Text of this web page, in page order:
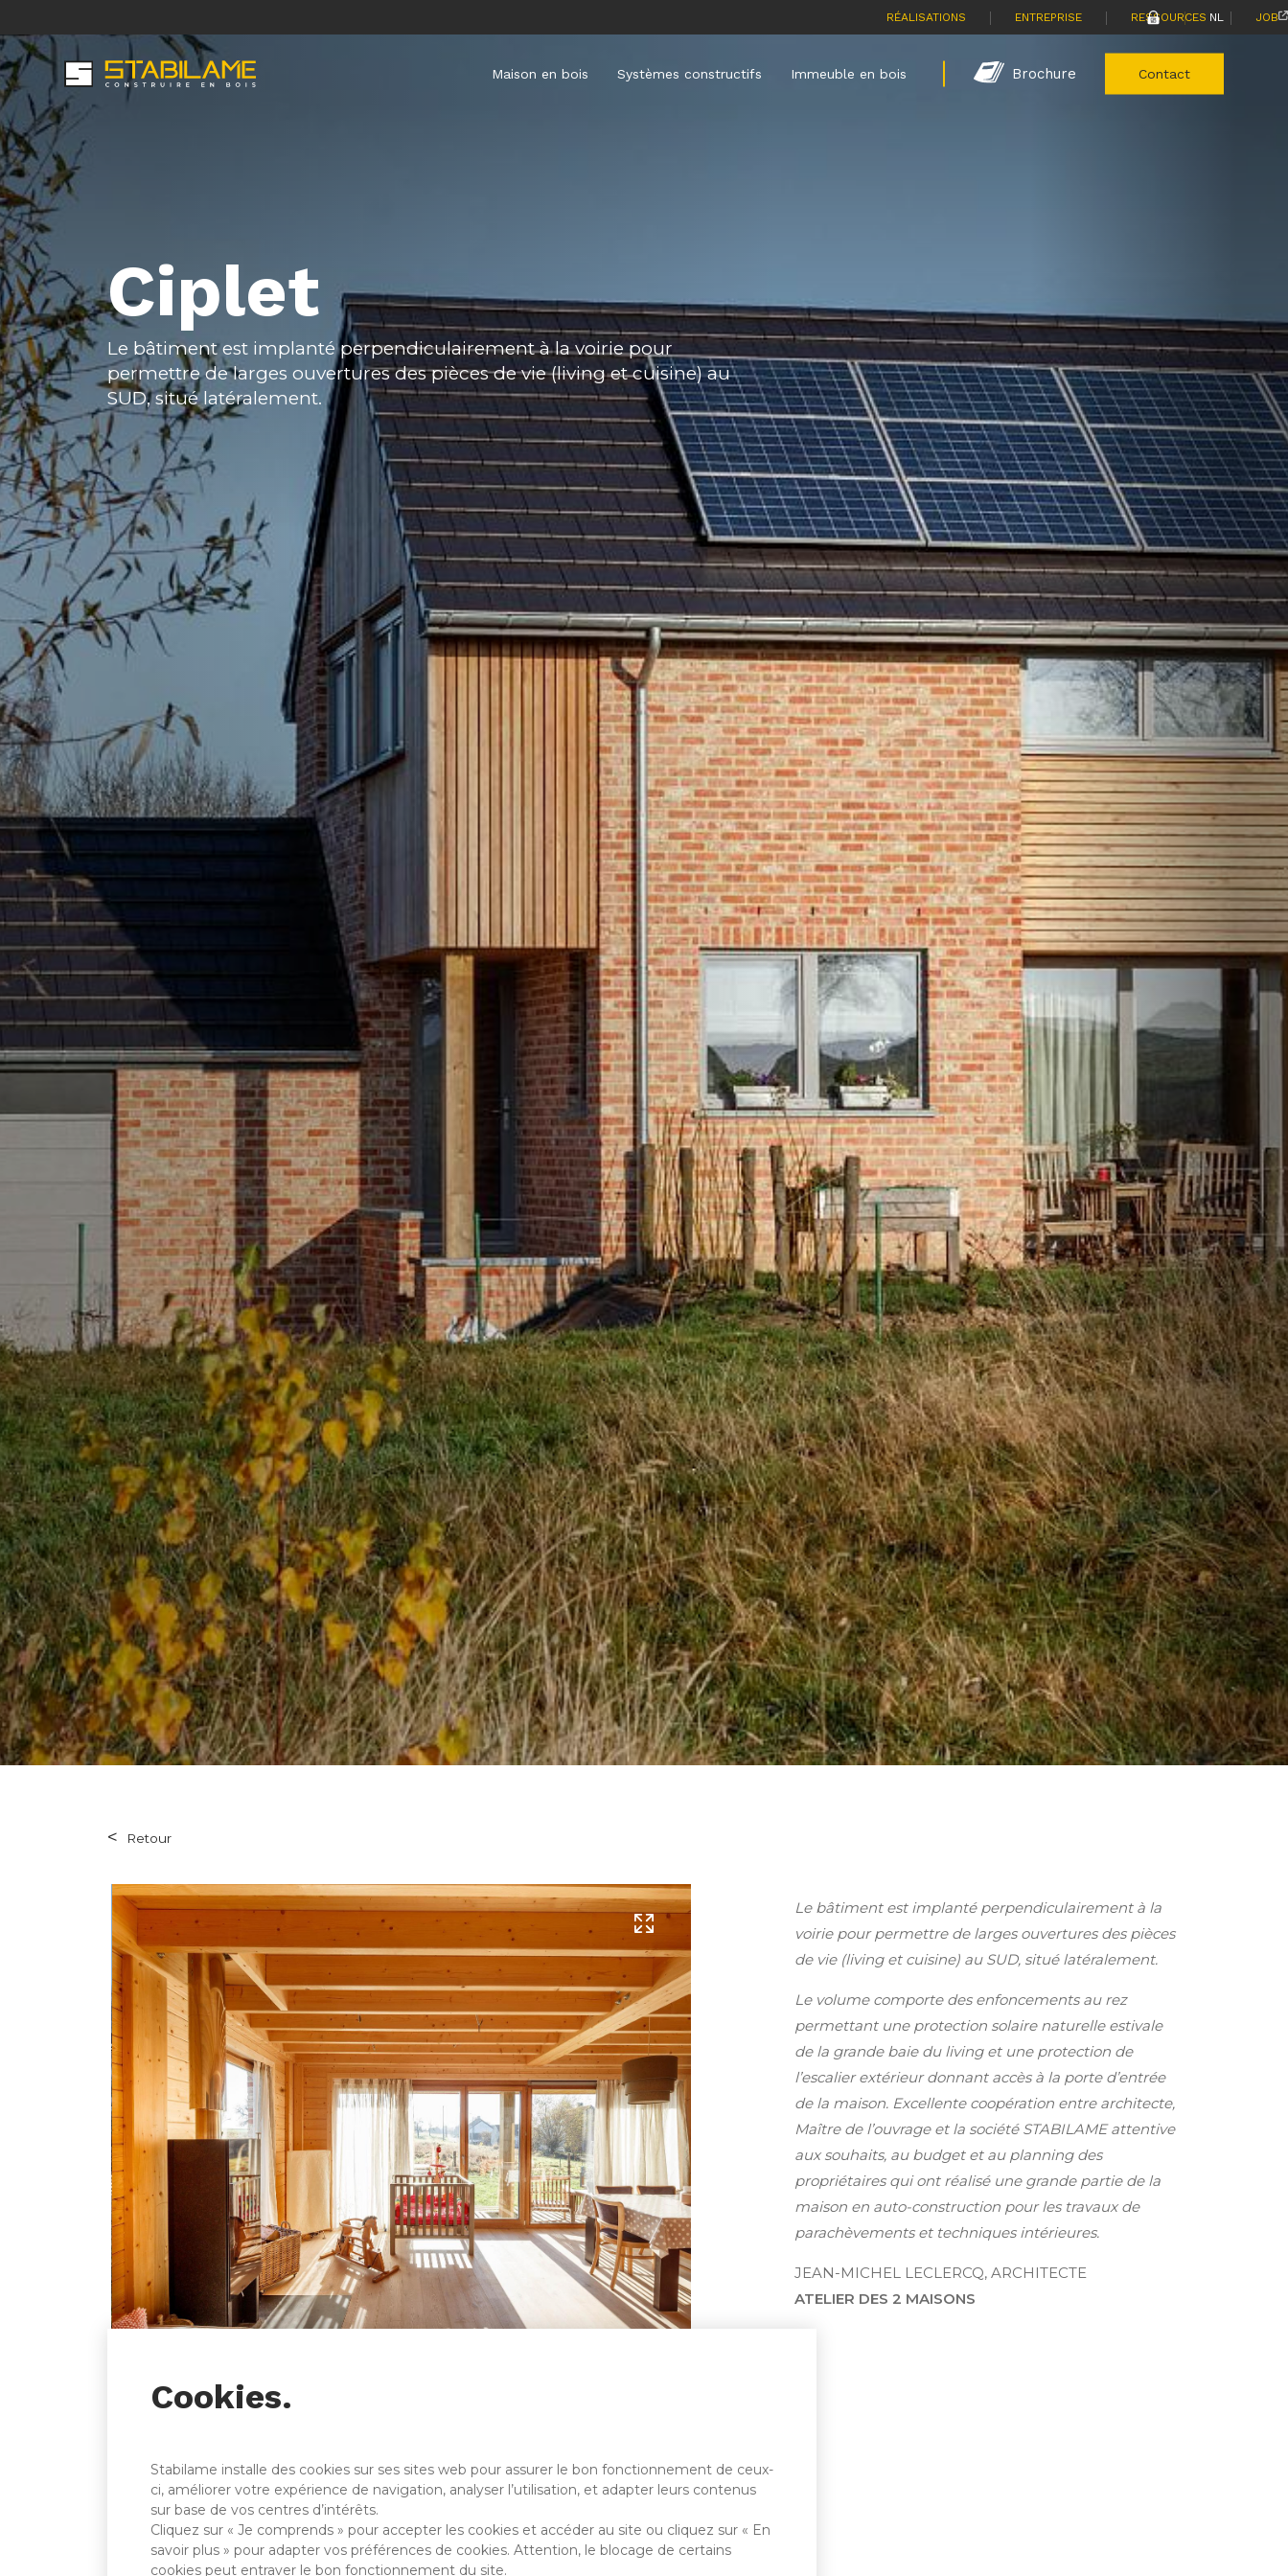
to
main
content
Secondary
Menu
RÉALISATIONS | ENTREPRISE | RESSOURCES | JOB
| NL
Main
navigation
Maison en bois Systèmes constructifs Immeuble en bois Brochure Contact
Ciplet
Le bâtiment est implanté perpendiculairement à la voirie pour
permettre de larges ouvertures des pièces de vie (living et cuisine) au
SUD, situé latéralement.
Cookies.
Stabilame installe des cookies sur ses sites web pour assurer le bon fonctionnement de ceux-
ci, améliorer votre expérience de navigation, analyser l’utilisation, et adapter leurs contenus
sur base de vos centres d’intérêts.
Cliquez sur « Je comprends » pour accepter les cookies et accéder au site ou cliquez sur « En
savoir plus » pour adapter vos préférences de cookies. Attention, le blocage de certains
cookies peut entraver le bon fonctionnement du site.
Retour
Le bâtiment est implanté perpendiculairement à la
voirie pour permettre de larges ouvertures des pièces
de vie (living et cuisine) au SUD, situé latéralement.
Le volume comporte des enfoncements au rez
permettant une protection solaire naturelle estivale
de la grande baie du living et une protection de
l’escalier extérieur donnant accès à la porte d’entrée
de la maison. Excellente coopération entre architecte,
Maître de l’ouvrage et la société STABILAME attentive
aux souhaits, au budget et au planning des
propriétaires qui ont réalisé une grande partie de la
maison en auto-construction pour les travaux de
parachèvements et techniques intérieures.
JEAN-MICHEL LECLERCQ, ARCHITECTE
ATELIER DES 2 MAISONS